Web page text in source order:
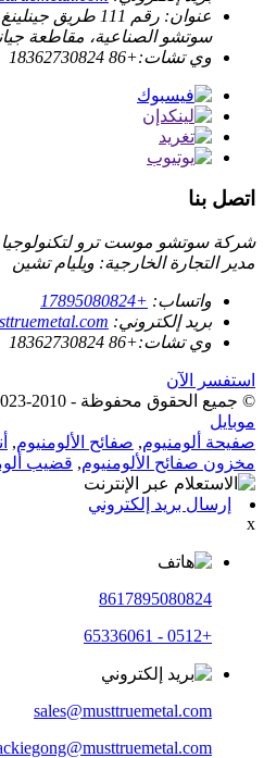
عنوان:
رقم 111 طريق
سوتشو الصناعية، مقاطعة
وي تشات:+86 18362730824
اتصل بنا
شركة سوتشو موست ترو لتكنولوجيا
مدير التجارة الخارجية: ويليام تشين
واتساب: +17895080824
بريد إلكتروني:
وي تشات:+86 18362730824
استفسر الآن
© جميع الحقوق محفوظة - 2010-2023.
موبايل
صفيحة ألومنيوم, صفائح الألومنيوم,
مخزون صفائح الألومنيوم, قضيب
إرسال بريد إلكتروني
x
8617895080824
+0512 - 65336061
sales@musttruemetal.com